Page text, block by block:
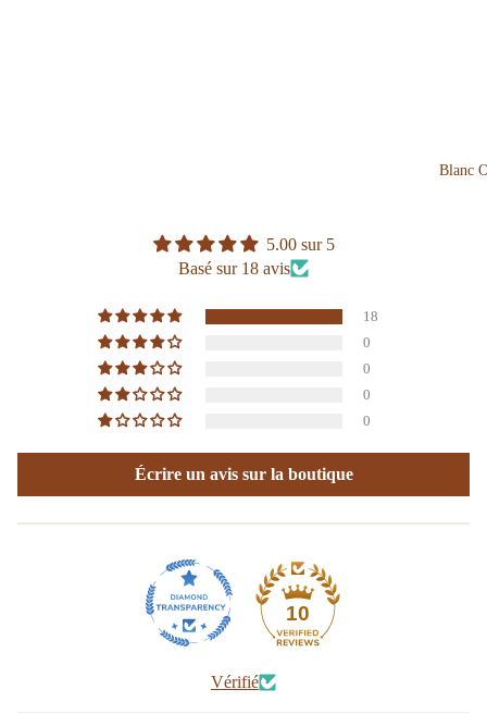
Blanc
5.00 sur 5
Basé sur 18 avis
18
0
0
0
0
Écrire un avis sur la boutique
10
Vérifié